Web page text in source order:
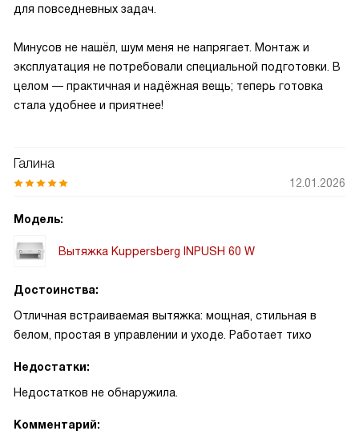
для повседневных задач.
Минусов не нашёл, шум меня не напрягает. Монтаж и
эксплуатация не потребовали специальной подготовки. В
целом — практичная и надёжная вещь; теперь готовка
стала удобнее и приятнее!
Галина
12.01.2026
Модель:
Вытяжка Kuppersberg INPUSH 60 W
Достоинства:
Отличная встраиваемая вытяжка: мощная, стильная в
белом, простая в управлении и уходе. Работает тихо
Недостатки:
Недостатков не обнаружила.
Комментарий: